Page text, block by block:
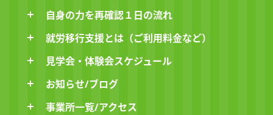
自身の力を再確認１日の流れ
就労移行支援とは（ご利用料金など）
見学会・体験会スケジュール
お知らせ/ブログ
事業所一覧/アクセス